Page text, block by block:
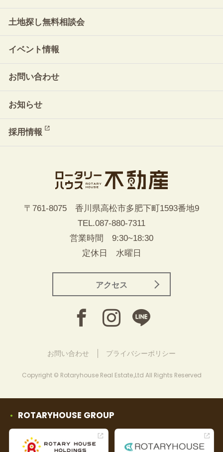
土地探し無料相談会
イベント情報
お問い合わせ
お知らせ
採用情報
〒761-8075 香川県高松市多肥下町1593番地9
TEL.087-880-7311
営業時間 9:30~18:30
定休日 水曜日
アクセス
お問い合わせ プライバシーポリシー
Copyright © Rotaryhouse Real Estate.,Ltd All Rights Reserved
ROTARYHOUSE GROUP